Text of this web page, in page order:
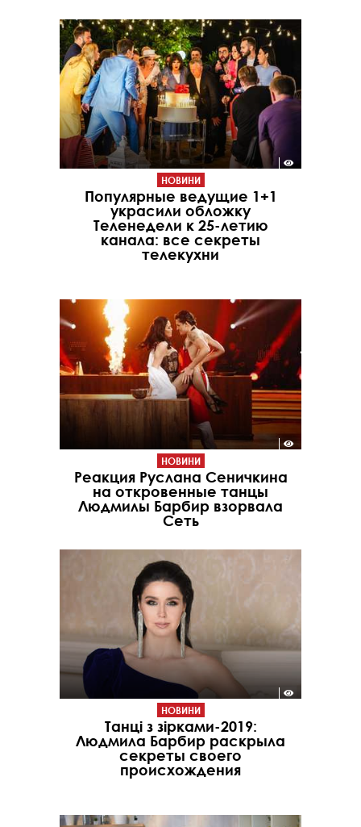
НОВИНИ
Популярные ведущие 1+1
украсили обложку
Теленедели к 25-летию
канала: все секреты
телекухни
НОВИНИ
Реакция Руслана Сеничкина
на откровенные танцы
Людмилы Барбир взорвала
Сеть
НОВИНИ
Танці з зірками-2019:
Людмила Барбир раскрыла
секреты своего
происхождения